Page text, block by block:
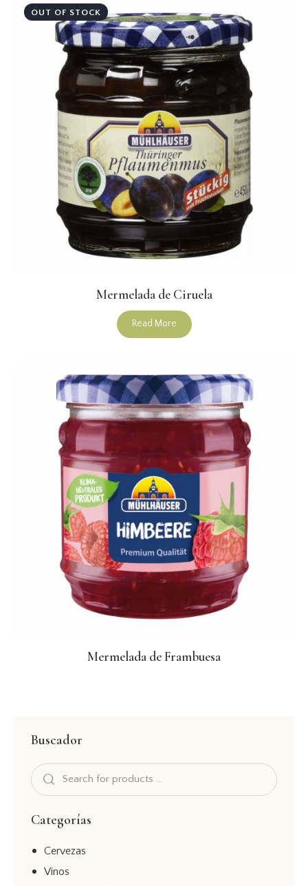
OUT OF STOCK
Mermelada de Ciruela
Read More
Mermelada de Frambuesa
Buscador
Categorías
Cervezas
Vinos